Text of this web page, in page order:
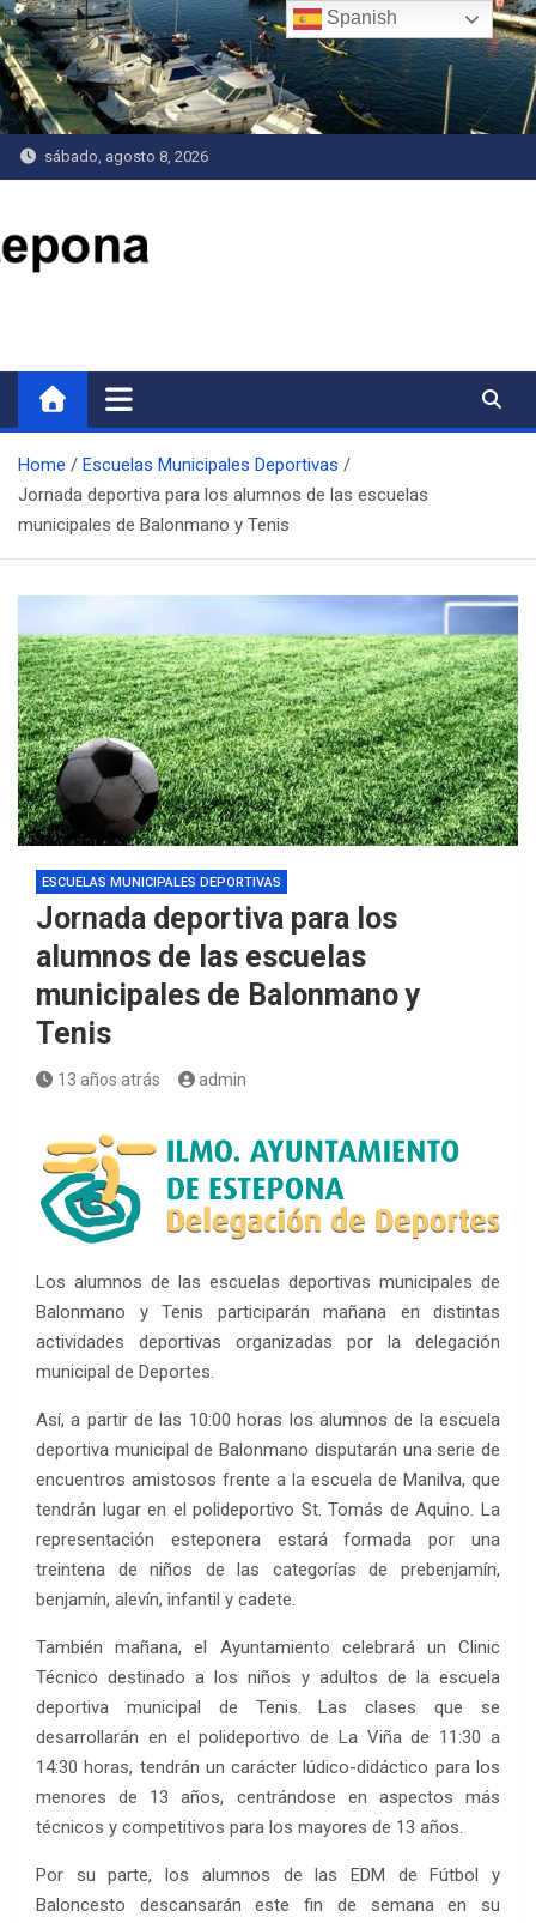
Saltar
al
contenido
sábado, agosto 8, 2026
Home
Escuelas Municipales Deportivas
Jornada deportiva para los alumnos de las escuelas
municipales de Balonmano y Tenis
ESCUELAS MUNICIPALES DEPORTIVAS
Jornada deportiva para los
alumnos de las escuelas
municipales de Balonmano y
Tenis
13 años atrás admin
Los alumnos de las escuelas deportivas municipales de
Balonmano y Tenis participarán mañana en distintas
actividades deportivas organizadas por la delegación
municipal de Deportes.
Así, a partir de las 10:00 horas los alumnos de la escuela
deportiva municipal de Balonmano disputarán una serie de
encuentros amistosos frente a la escuela de Manilva, que
tendrán lugar en el polideportivo St. Tomás de Aquino. La
representación esteponera estará formada por una
treintena de niños de las categorías de prebenjamín,
benjamín, alevín, infantil y cadete.
También mañana, el Ayuntamiento celebrará un Clinic
Técnico destinado a los niños y adultos de la escuela
deportiva municipal de Tenis. Las clases que se
desarrollarán en el polideportivo de La Viña de 11:30 a
14:30 horas, tendrán un carácter lúdico-didáctico para los
menores de 13 años, centrándose en aspectos más
técnicos y competitivos para los mayores de 13 años.
Por su parte, los alumnos de las EDM de Fútbol y
Baloncesto descansarán este fin de semana en su
Spanish